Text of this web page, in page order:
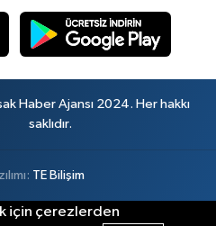
Haber Ajansı 2024. Her hakkı
saklıdır.
TE Bilişim
için çerezlerden